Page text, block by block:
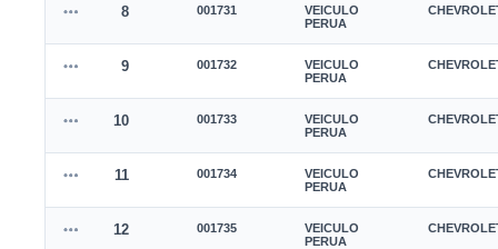
8 001731
VEICULO
PERUA
9 001732
VEICULO
PERUA
10 001733
VEICULO
PERUA
11 001734
VEICULO
PERUA
12 001735
VEICULO
PERUA